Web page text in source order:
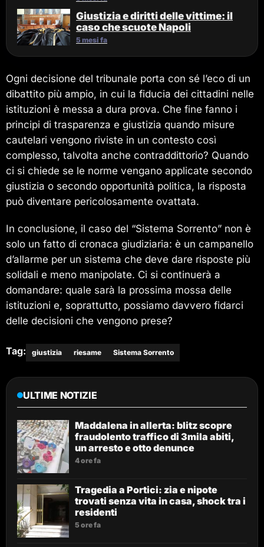
Giustizia e diritti delle vittime: il
caso che scuote Napoli
5 mesi fa
Ogni decisione del tribunale porta con sé l’eco di un
dibattito più ampio, in cui la fiducia dei cittadini nelle
istituzioni è messa a dura prova. Che fine fanno i
principi di trasparenza e giustizia quando misure
cautelari vengono riviste in un contesto così
complesso, talvolta anche contraddittorio? Quando
ci si chiede se le norme vengano applicate secondo
giustizia o secondo opportunità politica, la risposta
può diventare pericolosamente ovattata.
In conclusione, il caso del “Sistema Sorrento” non è
solo un fatto di cronaca giudiziaria: è un campanello
d’allarme per un sistema che deve dare risposte più
solidali e meno manipolate. Ci si continuerà a
domandare: quale sarà la prossima mossa delle
istituzioni e, soprattutto, possiamo davvero fidarci
delle decisioni che vengono prese?
Tag: giustizia riesame Sistema Sorrento
ULTIME NOTIZIE
Maddalena in allerta: blitz scopre
fraudolento traffico di 3mila abiti,
un arresto e otto denunce
4 ore fa
Tragedia a Portici: zia e nipote
trovati senza vita in casa, shock tra i
residenti
5 ore fa